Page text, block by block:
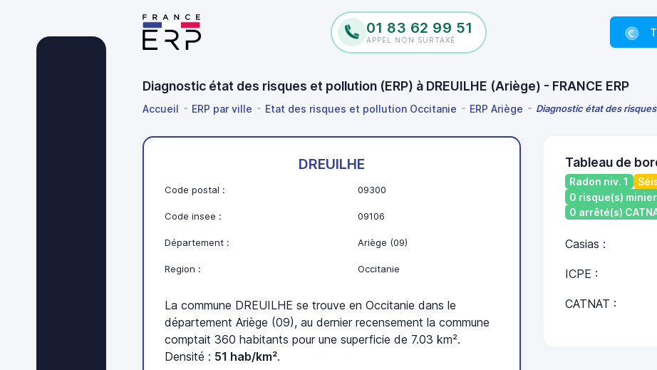
01 83 62 99 51
APPEL NON SURTAXÉ
Diagnostic état des risques et pollution (ERP) à DREUILHE (Ariège) - FRANCE ERP
Accueil ERP par ville Etat des risques et pollution Occitanie ERP Ariège Diagnostic état des risques
DREUILHE
Code postal : 09300
Code insee : 09106
Département : Ariège (09)
Region : Occitanie
La commune DREUILHE se trouve en Occitanie dans le
département Ariège (09), au dernier recensement la commune
comptait 360 habitants pour une superficie de 7.03 km².
Densité : 51 hab/km².
Tableau de
Radon niv. 1
0 risque(s)
0 arrêté(s)
Casias :
ICPE :
CATNAT :